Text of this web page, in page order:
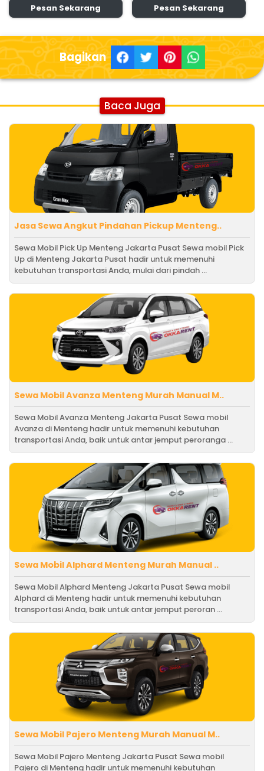
Pesan Sekarang Pesan Sekarang
Bagikan
Baca Juga
Jasa Sewa Angkut Pindahan Pickup Menteng..
Sewa Mobil Pick Up Menteng Jakarta Pusat Sewa mobil Pick
Up di Menteng Jakarta Pusat hadir untuk memenuhi
kebutuhan transportasi Anda, mulai dari pindah ...
Sewa Mobil Avanza Menteng Murah Manual M..
Sewa Mobil Avanza Menteng Jakarta Pusat Sewa mobil
Avanza di Menteng hadir untuk memenuhi kebutuhan
transportasi Anda, baik untuk antar jemput peroranga ...
Sewa Mobil Alphard Menteng Murah Manual ..
Sewa Mobil Alphard Menteng Jakarta Pusat Sewa mobil
Alphard di Menteng hadir untuk memenuhi kebutuhan
transportasi Anda, baik untuk antar jemput peroran ...
Sewa Mobil Pajero Menteng Murah Manual M..
Sewa Mobil Pajero Menteng Jakarta Pusat Sewa mobil
Pajero di Menteng hadir untuk memenuhi kebutuhan